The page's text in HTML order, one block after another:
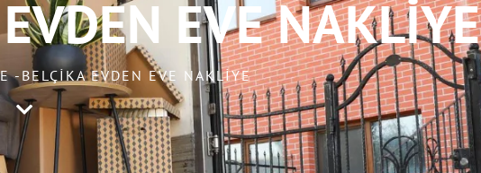
EVE NAKLİYE
-BELÇİKA EVDEN EVE NAKLİYE